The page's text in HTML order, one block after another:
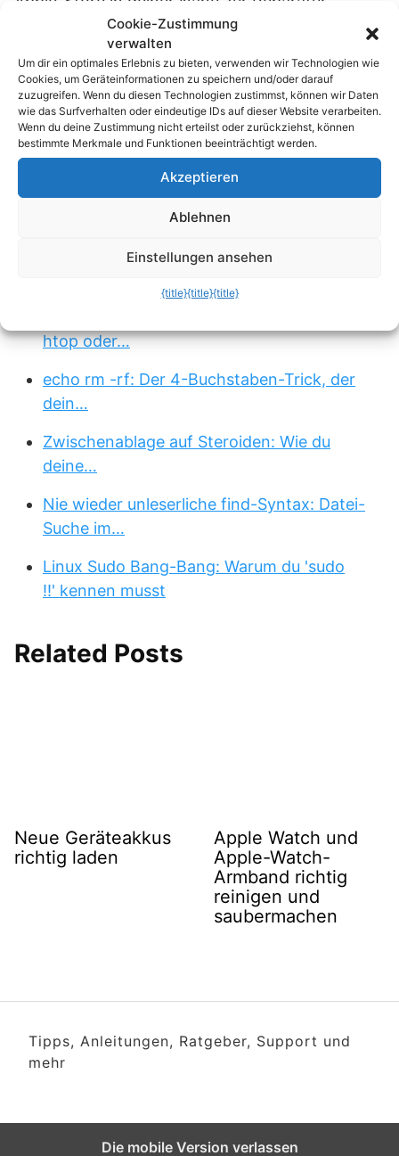
bringen. Sollte dir ein Service-Mitarbeiter nicht
helfen wollen, dann verlange nach dem Senior-
Advisor. Er wird die erforderlichen Informationen
kennen und dir entsprechend weiterhelfen.
Passend zum Thema »
Winget und die Art, Software zu installieren:
htop oder…
echo rm -rf: Der 4-Buchstaben-Trick, der
dein…
Zwischenablage auf Steroiden: Wie du
deine…
Nie wieder unleserliche find-Syntax: Datei-
Suche im…
Linux Sudo Bang-Bang: Warum du 'sudo
!!' kennen musst
Related Posts
Neue Geräteakkus
richtig laden
Apple Watch und
Apple-Watch-
Armband richtig
reinigen und
saubermachen
Tipps, Anleitungen, Ratgeber, Support und
mehr
Cookie-Zustimmung
verwalten
Um dir ein optimales Erlebnis zu bieten, verwenden wir Technologien wie
Cookies, um Geräteinformationen zu speichern und/oder darauf
zuzugreifen. Wenn du diesen Technologien zustimmst, können wir Daten
wie das Surfverhalten oder eindeutige IDs auf dieser Website verarbeiten.
Wenn du deine Zustimmung nicht erteilst oder zurückziehst, können
bestimmte Merkmale und Funktionen beeinträchtigt werden.
Akzeptieren
Ablehnen
Einstellungen ansehen
{title}{title}{title}
Die mobile Version verlassen